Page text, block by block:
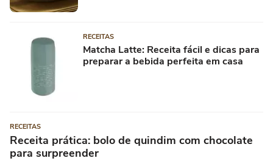
RECEITAS
Matcha Latte: Receita fácil e dicas para
preparar a bebida perfeita em casa
RECEITAS
Receita prática: bolo de quindim com chocolate
para surpreender